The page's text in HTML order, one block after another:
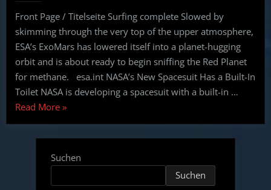
–
22.02.18
Front Page / Titelseite Surfing complete Slowed by
skimming through the very top of the upper atmosphere,
ESA’s ExoMars has lowered itself into a planet-hugging
orbit and is about ready to begin sniffing the Red Planet
for methane. esa.int NASA’s New Spacesuit Has a Built-In
Toilet NASA is developing a spacesuit with a built-in …
Read More“Spacecraft
Mission
News
(English,
German)
»
Suchen
Suchen